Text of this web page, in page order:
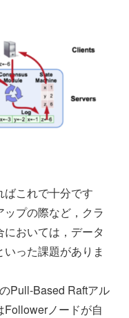
これで十分です
プの際など，クラ
おいては，データ
った課題がありま
Pull-Based Raftアル
Followerノードが自